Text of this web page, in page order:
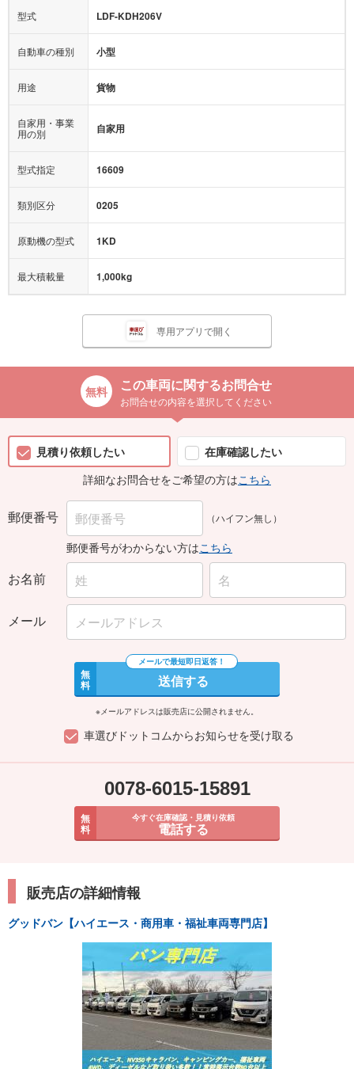
型式 LDF-KDH206V
自動車の種別 小型
用途 貨物
自家用・事業
用の別
自家用
型式指定 16609
類別区分 0205
原動機の型式 1KD
最大積載量 1,000kg
専用アプリで開く
この車両に関するお問合せ
お問合せの内容を選択してください
見積り依頼したい
在庫確認したい
詳細なお問合せをご希望の方はこちら
郵便番号 （ハイフン無し）
郵便番号がわからない方はこちら
お名前
メール
無
料 送信する
※メールアドレスは販売店に公開されません。
車選びドットコムからお知らせを受け取る
0078-6015-15891
無
料
今すぐ在庫確認・見積り依頼
電話する
販売店の詳細情報
グッドバン【ハイエース・商用車・福祉車両専門店】